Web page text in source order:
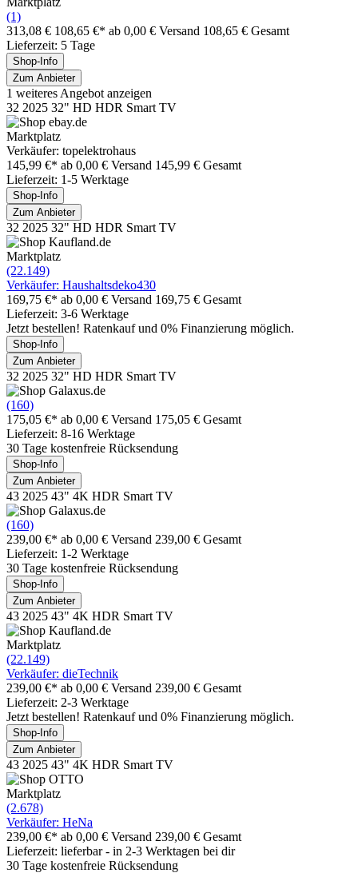
(1)
313,08 € 108,65 €* ab 0,00 € Versand 108,65 € Gesamt
Lieferzeit: 5 Tage
Shop-Info
Zum Anbieter
1 weiteres Angebot anzeigen
32 2025 32" HD HDR Smart TV
Marktplatz
Verkäufer: topelektrohaus
145,99 €* ab 0,00 € Versand 145,99 € Gesamt
Lieferzeit: 1-5 Werktage
Shop-Info
Zum Anbieter
32 2025 32" HD HDR Smart TV
Marktplatz
(22.149)
Verkäufer: Haushaltsdeko430
169,75 €* ab 0,00 € Versand 169,75 € Gesamt
Lieferzeit: 3-6 Werktage
Jetzt bestellen! Ratenkauf und 0% Finanzierung möglich.
Shop-Info
Zum Anbieter
32 2025 32" HD HDR Smart TV
(160)
175,05 €* ab 0,00 € Versand 175,05 € Gesamt
Lieferzeit: 8-16 Werktage
30 Tage kostenfreie Rücksendung
Shop-Info
Zum Anbieter
43 2025 43" 4K HDR Smart TV
(160)
239,00 €* ab 0,00 € Versand 239,00 € Gesamt
Lieferzeit: 1-2 Werktage
30 Tage kostenfreie Rücksendung
Shop-Info
Zum Anbieter
43 2025 43" 4K HDR Smart TV
Marktplatz
(22.149)
Verkäufer: dieTechnik
239,00 €* ab 0,00 € Versand 239,00 € Gesamt
Lieferzeit: 2-3 Werktage
Jetzt bestellen! Ratenkauf und 0% Finanzierung möglich.
Shop-Info
Zum Anbieter
43 2025 43" 4K HDR Smart TV
Marktplatz
(2.678)
Verkäufer: HeNa
239,00 €* ab 0,00 € Versand 239,00 € Gesamt
Lieferzeit: lieferbar - in 2-3 Werktagen bei dir
30 Tage kostenfreie Rücksendung